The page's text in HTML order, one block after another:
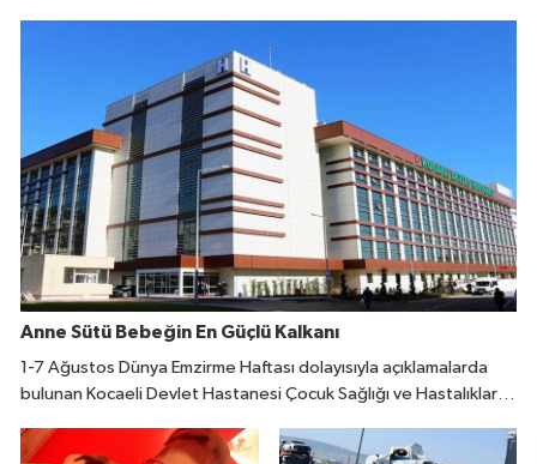
Anne Sütü Bebeğin En Güçlü Kalkanı
1-7 Ağustos Dünya Emzirme Haftası dolayısıyla açıklamalarda
bulunan Kocaeli Devlet Hastanesi Çocuk Sağlığı ve Hastalıkları
içinde emzirmeye başlanmasının büyük önem taşıdığını belirtti.